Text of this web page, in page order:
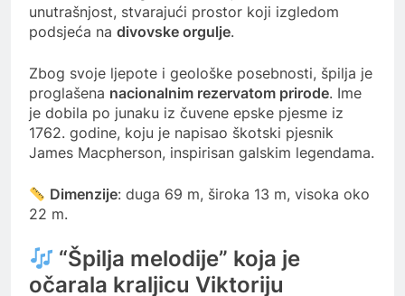
unutrašnjost, stvarajući prostor koji izgledom
podsjeća na divovske orgulje.
Zbog svoje ljepote i geološke posebnosti, špilja je
proglašena nacionalnim rezervatom prirode. Ime
je dobila po junaku iz čuvene epske pjesme iz
1762. godine, koju je napisao škotski pjesnik
James Macpherson, inspirisan galskim legendama.
Dimenzije: duga 69 m, široka 13 m, visoka oko
22 m.
“Špilja melodije” koja je
očarala kraljicu Viktoriju